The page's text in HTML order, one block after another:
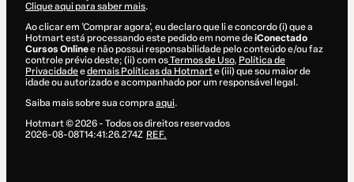
Clique aqui para saber mais.
Ao clicar em 'Comprar agora', eu declaro que li e concordo (i) que a
Hotmart está processando este pedido em nome deiConectado
Cursos Onlinee não possui responsabilidade pelo conteúdo e/ou faz
controle prévio deste; (ii) com osTermos de Uso, Política de
Privacidadeedemais Políticas da Hotmarte (iii) que sou maior de
idade ou autorizado e acompanhado por um responsável legal.
Saiba mais sobre sua compra aqui.
Hotmart ©2026- Todos os direitos reservados
2026-08-08T14:41:26.274Z REF.